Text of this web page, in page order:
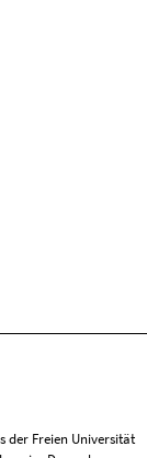
der Freien Universität